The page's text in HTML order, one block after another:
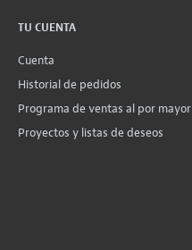
TU CUENTA
Cuenta
Historial de pedidos
Programa de ventas al por mayor
Proyectos y listas de deseos